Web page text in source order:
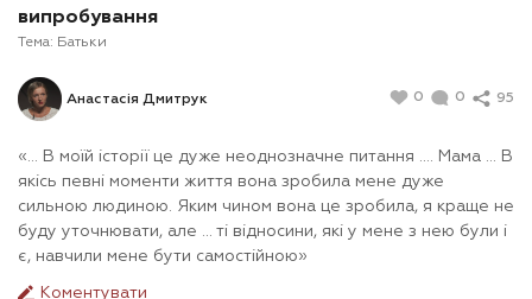
випробування
Тема: Батьки
Анастасія Дмитрук 0 0 95
«... В моїй історії це дуже неоднозначне питання .... Мама ... В
якісь певні моменти життя вона зробила мене дуже
сильною людиною. Яким чином вона це зробила, я краще не
буду уточнювати, але ... ті відносини, які у мене з нею були і
є, навчили мене бути самостійною»
Коментувати